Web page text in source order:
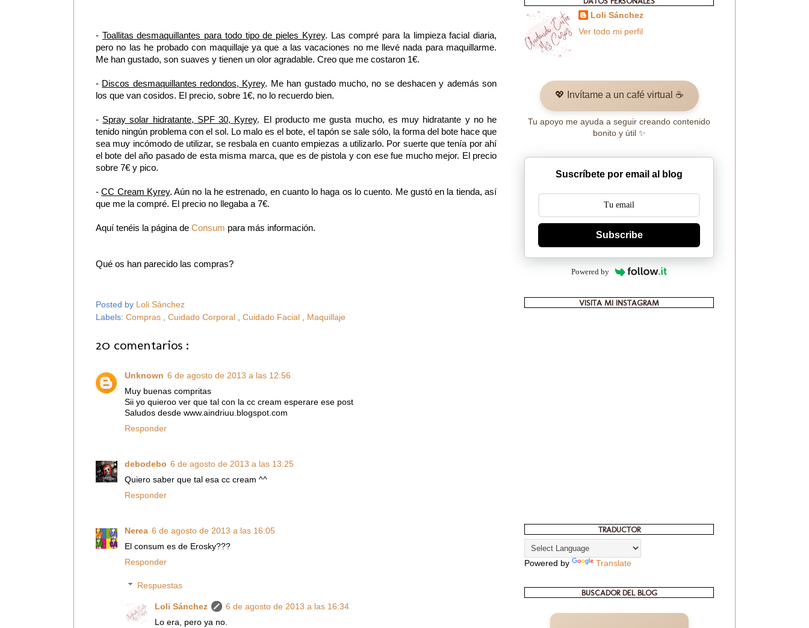
- Toallitas desmaquillantes para todo tipo de pieles Kyrey. Las compré para la limpieza facial diaria,
pero no las he probado con maquillaje ya que a las vacaciones no me llevé nada para maquillarme.
Me han gustado, son suaves y tienen un olor agradable. Creo que me costaron 1€.
- Discos desmaquillantes redondos, Kyrey. Me han gustado mucho, no se deshacen y además son
los que van cosidos. El precio, sobre 1€, no lo recuerdo bien.
- Spray solar hidratante, SPF 30, Kyrey. El producto me gusta mucho, es muy hidratante y no he
tenido ningún problema con el sol. Lo malo es el bote, el tapón se sale sólo, la forma del bote hace que
sea muy incómodo de utilizar, se resbala en cuanto empiezas a utilizarlo. Por suerte que tenía por ahí
el bote del año pasado de esta misma marca, que es de pistola y con ese fue mucho mejor. El precio
sobre 7€ y pico.
-CC Cream Kyrey. Aún no la he estrenado, en cuanto lo haga os lo cuento. Me gustó en la tienda, así
que me la compré. El precio no llegaba a 7€.
Aquí tenéis la página de Consum para más información.
Qué os han parecido las compras?
Posted by
Loli Sánchez
Labels: Compras Cuidado Corporal Cuidado Facial Maquillaje
20 comentarios :
Unknown 6 de agosto de 2013 a las 12:56
Muy buenas compritas
Sii yo quieroo ver que tal con la cc cream esperare ese post
Saludos desde www.aindriuu.blogspot.com
Responder
debodebo 6 de agosto de 2013 a las 13:25
Quiero saber que tal esa cc cream ^^
Responder
Nerea 6 de agosto de 2013 a las 16:05
El consum es de Erosky???
Responder
Respuestas
Loli Sánchez
6 de agosto de 2013 a las 16:34
Lo era, pero ya no.
Loli Sánchez
Ver todo mi perfil
💖 Invítame a un café virtual ☕
Tu apoyo me ayuda a seguir creando contenido
bonito y útil ✨
Suscríbete por email al blog
Subscribe
Powered by
VISITA MI INSTAGRAM
TRADUCTOR
Powered by Translate
BUSCADOR DEL BLOG